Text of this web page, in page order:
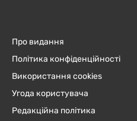
Про видання
Політика конфіденційності
Використання cookies
Угода користувача
Редакційна політика